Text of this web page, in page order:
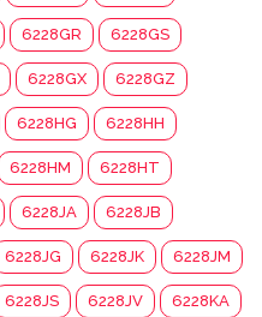
6228GR 6228GS
6228GX 6228GZ
6228HG 6228HH
6228HM 6228HT
6228JA 6228JB
6228JG 6228JK 6228JM
6228JS 6228JV 6228KA